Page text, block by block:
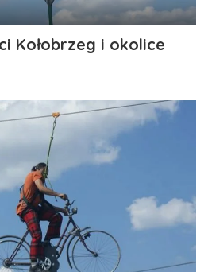
Kołobrzeg i okolice